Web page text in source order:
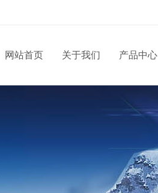
网站首页 关于我们 产品中心